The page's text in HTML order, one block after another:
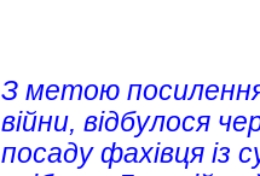
З метою
війни, відбулося
посаду фахівця із